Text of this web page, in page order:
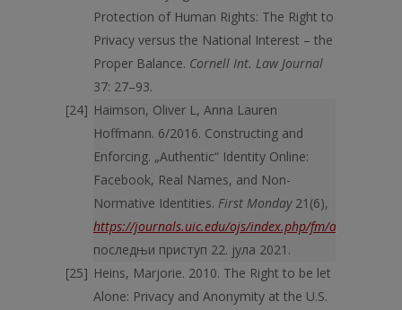
Protection of Human Rights: The Right to
Privacy versus the National Interest – the
Proper Balance. Cornell Int. Law Journal
37: 27–93.
Haimson, Oliver L, Anna Lauren
Hoffmann. 6/2016. Constructing and
Enforcing. „Authentic“ Identity Online:
Facebook, Real Names, and Non-
Normative Identities. First Monday 21(6),
https://journals.uic.edu/ojs/index.php/fm/article/view/
последњи приступ 22. јула 2021.
Heins, Marjorie. 2010. The Right to be let
Alone: Privacy and Anonymity at the U.S.